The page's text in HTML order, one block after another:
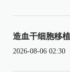
造血干细胞移
2026-08-06 02:30